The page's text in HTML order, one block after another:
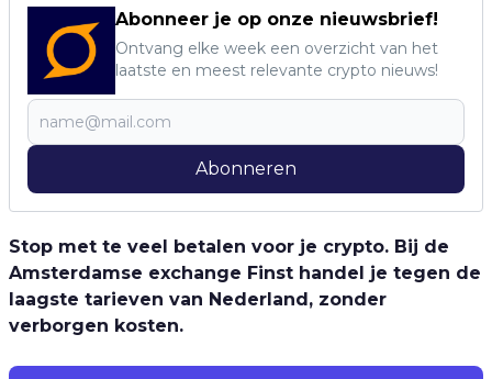
Abonneer je op onze nieuwsbrief!
Ontvang elke week een overzicht van het
laatste en meest relevante crypto nieuws!
Abonneren
Stop met te veel betalen voor je crypto. Bij de
Amsterdamse exchange Finst handel je tegen de
laagste tarieven van Nederland, zonder
verborgen kosten.